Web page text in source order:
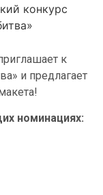
конкурс
к
и предлагает
номинациях: